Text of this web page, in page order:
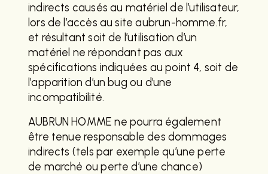
indirects causés au matériel de l’utilisateur,
lors de l’accès au site aubrun-homme.fr,
et résultant soit de l’utilisation d’un
matériel ne répondant pas aux
spécifications indiquées au point 4, soit de
l’apparition d’un bug ou d’une
incompatibilité.
AUBRUN HOMME ne pourra également
être tenue responsable des dommages
indirects (tels par exemple qu’une perte
de marché ou perte d’une chance)